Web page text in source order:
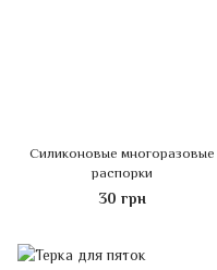
Силиконовые многоразовые
распорки
30 грн